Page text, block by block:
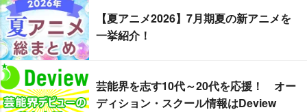
【夏アニメ2026】7月期夏の新アニメを
一挙紹介！
芸能界を志す10代～20代を応援！ オー
ディション・スクール情報はDeview